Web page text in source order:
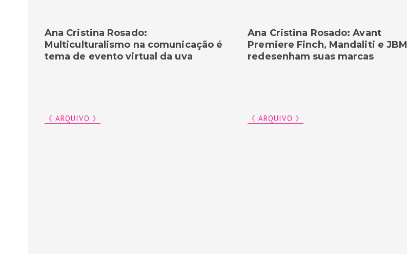
Ana Cristina Rosado: Avant
Premiere Finch, Mandaliti e JBM
redesenham suas marcas
Ana Cristina Rosado:
Multiculturalismo na comunicação é
tema de evento virtual da uva
《 ARQUIVO 》
《 ARQUIVO 》